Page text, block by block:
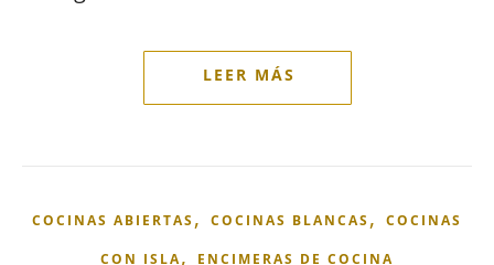
COCINAS ABIERTAS, COCINAS BLANCAS, COCINAS
CON ISLA, ENCIMERAS DE COCINA